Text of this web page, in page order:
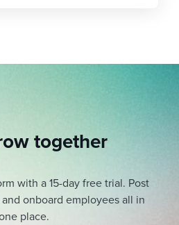
together
with a 15-day free trial. Post
onboard employees all in
place.